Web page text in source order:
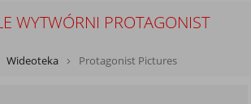
WYTWÓRNI PROTAGONIST
Wideoteka Protagonist Pictures